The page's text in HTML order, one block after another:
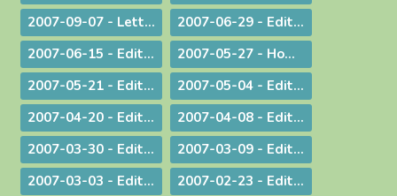
2007-09-07 - Lettre aux prêtres à propos du Motu Proprio
2007-06-29 - Edito : Merci à vous, prêtres nouvellement nommés
2007-06-15 - Edito : A propos des "sans papiers"
2007-05-27 - Homélie de Confirmation - Pentecôte
2007-05-21 - Edito : Justice, jugement et miséricorde
2007-05-04 - Edito : Au service des vocations sacerdotales : une journée inédite !
2007-04-20 - Edito : Une citoyenneté responsable
2007-04-08 - Edito : Un baptême pas comme les autres - Pâques 2007
2007-03-30 - Edito : A la veille des élections / A propos des élections présidentielles et législatives
2007-03-09 - Edito : Double "fil de vie" - Un aspect de la liturgie du Carême
2007-03-03 - Edito : Le chemin de la filialié
2007-02-23 - Edito : "Il faut que le monde sache..." Conversion et Mission